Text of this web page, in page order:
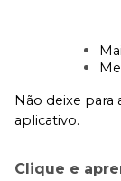
Não deixe para
aplicativo.
Clique e